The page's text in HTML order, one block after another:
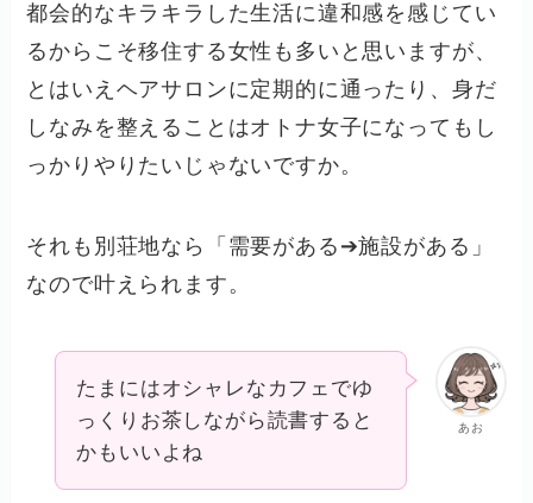
都会的なキラキラした生活に違和感を感じてい
るからこそ移住する女性も多いと思いますが、
とはいえヘアサロンに定期的に通ったり、身だ
しなみを整えることはオトナ女子になってもし
っかりやりたいじゃないですか。
それも別荘地なら「需要がある➔施設がある」
なので叶えられます。
あお
たまにはオシャレなカフェでゆ
っくりお茶しながら読書すると
かもいいよね